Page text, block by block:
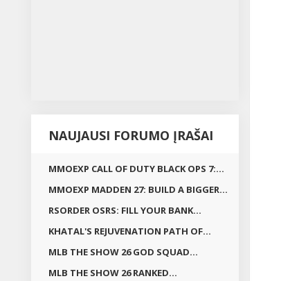
NAUJAUSI FORUMO ĮRAŠAI
MMOEXP CALL OF DUTY BLACK OPS 7:...
MMOEXP MADDEN 27: BUILD A BIGGER...
RSORDER OSRS: FILL YOUR BANK...
KHATAL'S REJUVENATION PATH OF...
MLB THE SHOW 26 GOD SQUAD...
MLB THE SHOW 26 RANKED...